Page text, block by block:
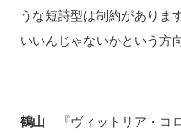
うな短詩型は制約がありま
いいんじゃないかという方
鶴山 『ヴィットリア・コ